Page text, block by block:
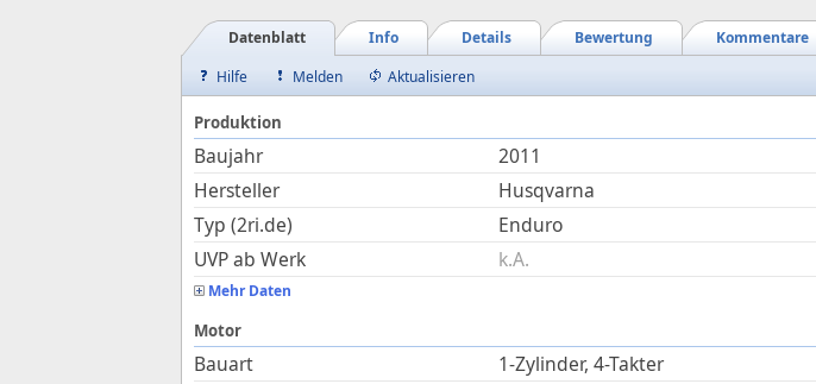
Kommentare
Bewertung
Details
Info
Datenblatt
Hilfe Melden Aktualisieren
Produktion
Baujahr
2011
Hersteller
Husqvarna
Typ (2ri.de)
Enduro
UVP ab Werk
k.A.
Mehr Daten
Motor
Bauart
1-Zylinder, 4-Takter